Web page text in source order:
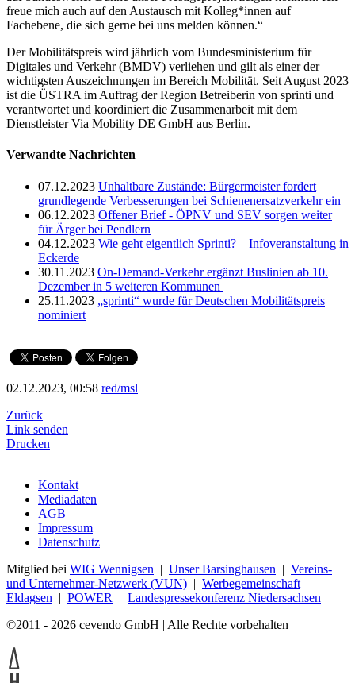
freue mich auch auf den Austausch mit Kolleg*innen auf
Fachebene, die sich gerne bei uns melden können.“
Der Mobilitätspreis wird jährlich vom Bundesministerium für
Digitales und Verkehr (BMDV) verliehen und gilt als einer der
wichtigsten Auszeichnungen im Bereich Mobilität. Seit August 2023
ist die ÜSTRA im Auftrag der Region Betreiberin von sprinti und
verantwortet und koordiniert die Zusammenarbeit mit dem
Dienstleister Via Mobility DE GmbH aus Berlin.
Verwandte Nachrichten
07.12.2023 Unhaltbare Zustände: Bürgermeister fordert
grundlegende Verbesserungen bei Schienenersatzverkehr ein
06.12.2023 Offener Brief - ÖPNV und SEV sorgen weiter
für Ärger bei Pendlern
04.12.2023 Wie geht eigentlich Sprinti? – Infoveranstaltung in
Eckerde
30.11.2023 On-Demand-Verkehr ergänzt Buslinien ab 10.
Dezember in 5 weiteren Kommunen
25.11.2023 „sprinti“ wurde für Deutschen Mobilitätspreis
nominiert
02.12.2023, 00:58 red/msl
Zurück
Link senden
Drucken
Kontakt
Mediadaten
AGB
Impressum
Datenschutz
Mitglied bei WIG Wennigsen | Unser Barsinghausen | Vereins-
und Unternehmer-Netzwerk (VUN) | Werbegemeinschaft
Eldagsen | POWER | Landespressekonferenz Niedersachsen
©2011 - 2026 cevendo GmbH | Alle Rechte vorbehalten